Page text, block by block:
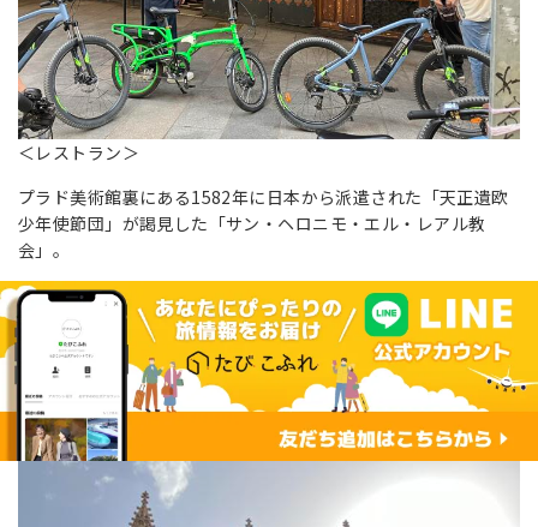
＜レストラン＞
プラド美術館裏にある1582年に日本から派遣された「天正遺欧
少年使節団」が謁見した「サン・ヘロニモ・エル・レアル教
会」。